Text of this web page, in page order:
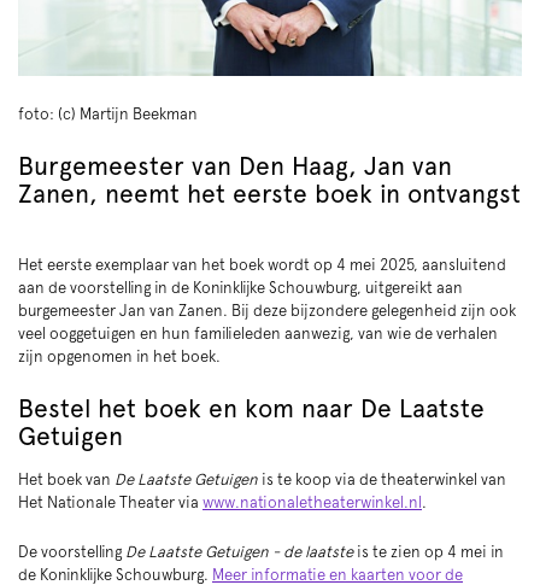
foto: (c) Martijn Beekman
Burgemeester van Den Haag, Jan van
Zanen, neemt het eerste boek in ontvangst
Het eerste exemplaar van het boek wordt op 4 mei 2025, aansluitend
aan de voorstelling in de Koninklijke Schouwburg, uitgereikt aan
burgemeester Jan van Zanen. Bij deze bijzondere gelegenheid zijn ook
veel ooggetuigen en hun familieleden aanwezig, van wie de verhalen
zijn opgenomen in het boek.
Bestel het boek en kom naar De Laatste
Getuigen
Het boek van De Laatste Getuigen is te koop via de theaterwinkel van
Het Nationale Theater via www.nationaletheaterwinkel.nl.
De voorstelling De Laatste Getuigen - de laatste is te zien op 4 mei in
de Koninklijke Schouwburg. Meer informatie en kaarten voor de